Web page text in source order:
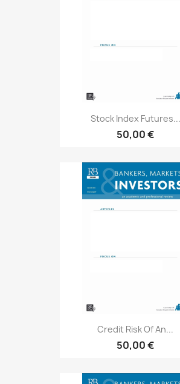
Stock Index Futures...
50,00 €
Credit Risk Of An...
50,00 €